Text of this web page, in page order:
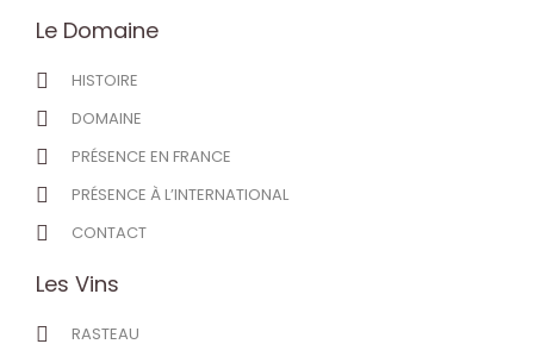
Le Domaine
HISTOIRE
DOMAINE
PRÉSENCE EN FRANCE
PRÉSENCE À L’INTERNATIONAL
CONTACT
Les Vins
RASTEAU